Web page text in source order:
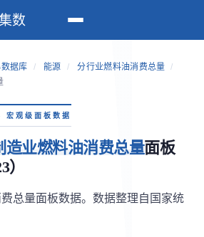
数
据库 / 能源 / 分行业燃料油消费总量
/
观级面板数据
造业燃料油消费总量面板
总量面板数据。数据整理自国家统